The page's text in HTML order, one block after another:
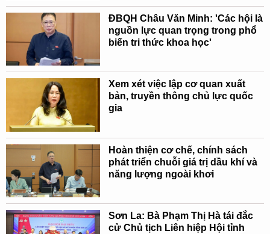
ĐBQH Châu Văn Minh: 'Các hội là
nguồn lực quan trọng trong phổ
biến tri thức khoa học'
Xem xét việc lập cơ quan xuất
bản, truyền thông chủ lực quốc
gia
Hoàn thiện cơ chế, chính sách
phát triển chuỗi giá trị dầu khí và
năng lượng ngoài khơi
Sơn La: Bà Phạm Thị Hà tái đắc
cử Chủ tịch Liên hiệp Hội tỉnh